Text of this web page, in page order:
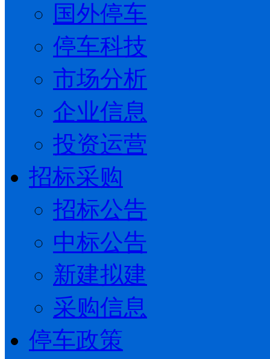
国外停车
停车科技
市场分析
企业信息
投资运营
招标采购
招标公告
中标公告
新建拟建
采购信息
停车政策